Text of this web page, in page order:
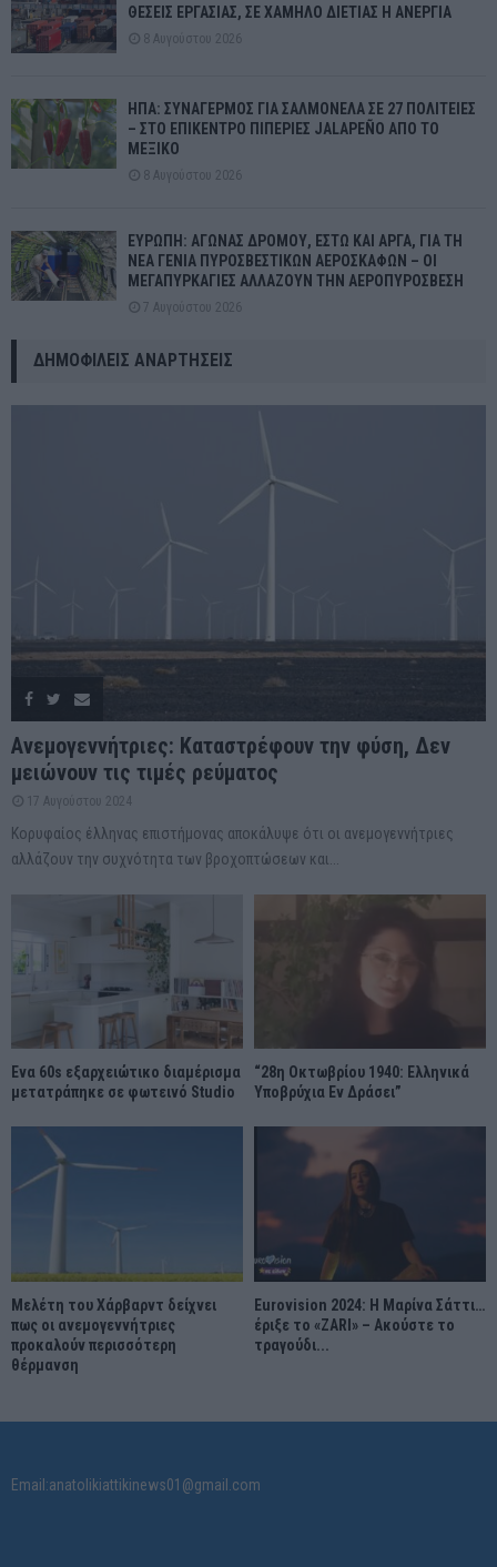
ΘΕΣΕΙΣ ΕΡΓΑΣΙΑΣ, ΣΕ ΧΑΜΗΛΟ ΔΙΕΤΙΑΣ Η ΑΝΕΡΓΙΑ
8 Αυγούστου 2026
ΗΠΑ: ΣΥΝΑΓΕΡΜΟΣ ΓΙΑ ΣΑΛΜΟΝΕΛΑ ΣΕ 27 ΠΟΛΙΤΕΙΕΣ
– ΣΤΟ ΕΠΙΚΕΝΤΡΟ ΠΙΠΕΡΙΕΣ JALAPEÑO ΑΠΟ ΤΟ
ΜΕΞΙΚΟ
8 Αυγούστου 2026
ΕΥΡΩΠΗ: ΑΓΩΝΑΣ ΔΡΟΜΟΥ, ΕΣΤΩ ΚΑΙ ΑΡΓΑ, ΓΙΑ ΤΗ
ΝΕΑ ΓΕΝΙΑ ΠΥΡΟΣΒΕΣΤΙΚΩΝ ΑΕΡΟΣΚΑΦΩΝ – ΟΙ
ΜΕΓΑΠΥΡΚΑΓΙΕΣ ΑΛΛΑΖΟΥΝ ΤΗΝ ΑΕΡΟΠΥΡΟΣΒΕΣΗ
7 Αυγούστου 2026
ΔΗΜΟΦΙΛΕΊΣ ΑΝΑΡΤΉΣΕΙΣ
Ανεμογεννήτριες: Καταστρέφουν την φύση, Δεν
μειώνουν τις τιμές ρεύματος
17 Αυγούστου 2024
Κορυφαίος έλληνας επιστήμονας αποκάλυψε ότι οι ανεμογεννήτριες
αλλάζουν την συχνότητα των βροχοπτώσεων και...
Ένα 60s εξαρχειώτικο διαμέρισμα
μετατράπηκε σε φωτεινό Studio
“28η Οκτωβρίου 1940: Ελληνικά
Υποβρύχια Εν Δράσει”
Μελέτη του Χάρβαρντ δείχνει
πως οι ανεμογεννήτριες
προκαλούν περισσότερη
θέρμανση
Eurovision 2024: Η Μαρίνα Σάττι…
έριξε το «ZARI» – Ακούστε το
τραγούδι...
Email:anatolikiattikinews01@gmail.com